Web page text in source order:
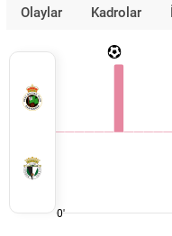
Olaylar Kadrolar
0'